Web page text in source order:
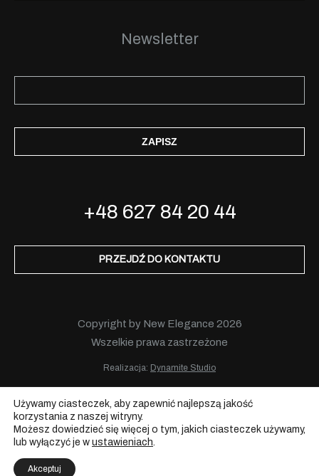
Newsletter
ZAPISZ
+48 627 84 20 44
PRZEJDŹ DO KONTAKTU
Copyright by New Elegance 2026
Wszelkie prawa zastrzeżone
Realizacja: Dynamite Studio
Używamy ciasteczek, aby zapewnić najlepszą jakość
korzystania z naszej witryny.
Możesz dowiedzieć się więcej o tym, jakich ciasteczek używamy,
lub wyłączyć je w ustawieniach.
Akceptuj